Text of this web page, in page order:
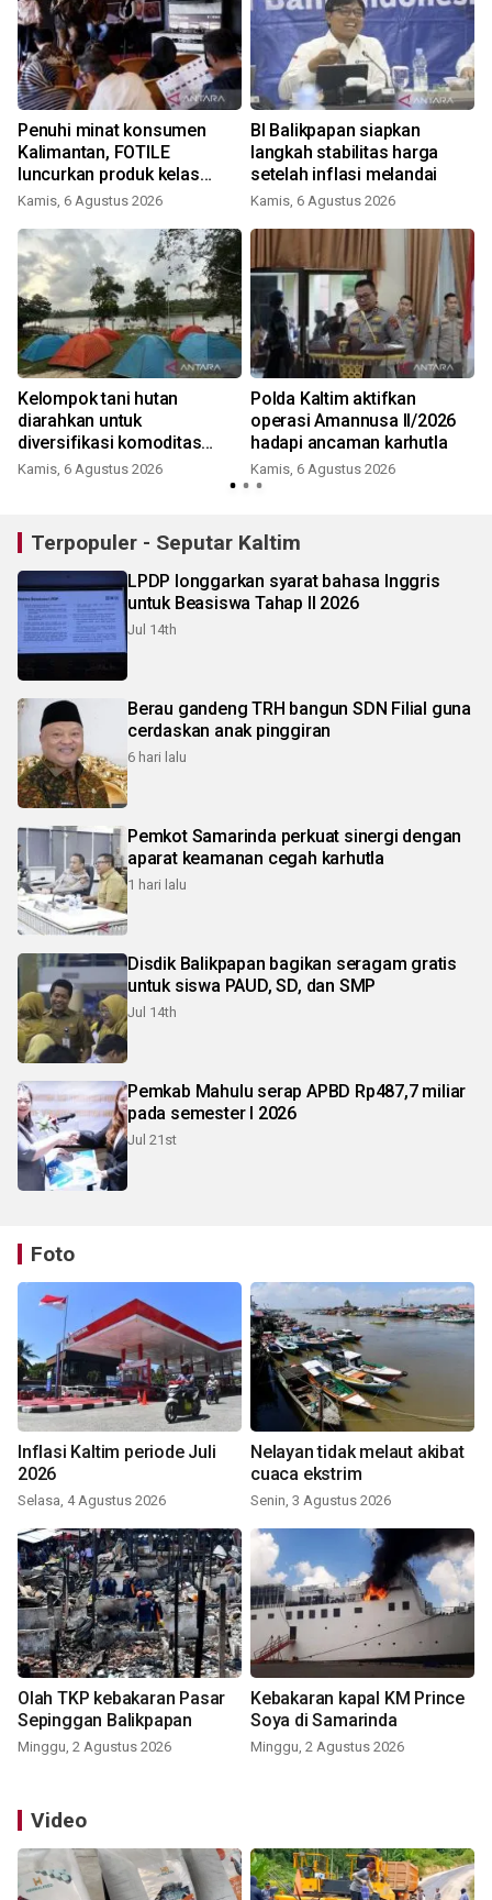
Penuhi minat konsumen
Kalimantan, FOTILE
luncurkan produk kelas
medium
Kamis, 6 Agustus 2026
BI Balikpapan siapkan
langkah stabilitas harga
setelah inflasi melandai
Kamis, 6 Agustus 2026
Kelompok tani hutan
diarahkan untuk
diversifikasi komoditas
non-kayu
Kamis, 6 Agustus 2026
Polda Kaltim aktifkan
operasi Amannusa II/2026
hadapi ancaman karhutla
Kamis, 6 Agustus 2026
Terpopuler - Seputar Kaltim
LPDP longgarkan syarat bahasa Inggris
untuk Beasiswa Tahap II 2026
Jul 14th
Berau gandeng TRH bangun SDN Filial guna
cerdaskan anak pinggiran
6 hari lalu
Pemkot Samarinda perkuat sinergi dengan
aparat keamanan cegah karhutla
1 hari lalu
Disdik Balikpapan bagikan seragam gratis
untuk siswa PAUD, SD, dan SMP
Jul 14th
Pemkab Mahulu serap APBD Rp487,7 miliar
pada semester I 2026
Jul 21st
Foto
Inflasi Kaltim periode Juli
2026
Selasa, 4 Agustus 2026
Nelayan tidak melaut akibat
cuaca ekstrim
Senin, 3 Agustus 2026
Olah TKP kebakaran Pasar
Sepinggan Balikpapan
Minggu, 2 Agustus 2026
Kebakaran kapal KM Prince
Soya di Samarinda
Minggu, 2 Agustus 2026
Video